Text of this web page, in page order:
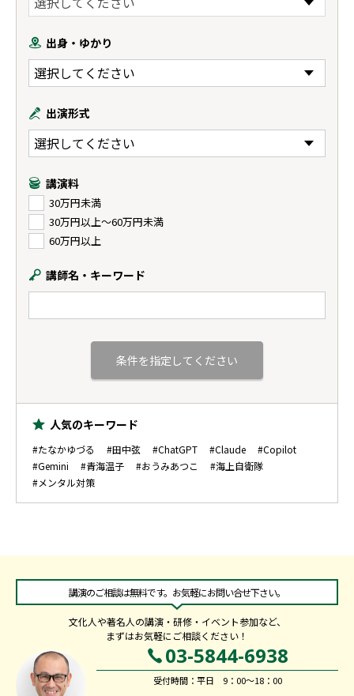
出身・ゆかり
出演形式
講演料
30万円未満
30万円以上〜60万円未満
60万円以上
講師名・キーワード
人気のキーワード
#たなかゆづる #田中弦 #ChatGPT #Claude
#Copilot
#Gemini
#青海温子 #おうみあつこ
#海上自衛隊
#メンタル対策
講演のご相談は無料です。お気軽にお問い合せ下さい。
文化人や著名人の講演・研修・イベント参加など、
まずはお気軽にご相談ください！
03-5844-6938
受付時間：平日 9：00～18：00